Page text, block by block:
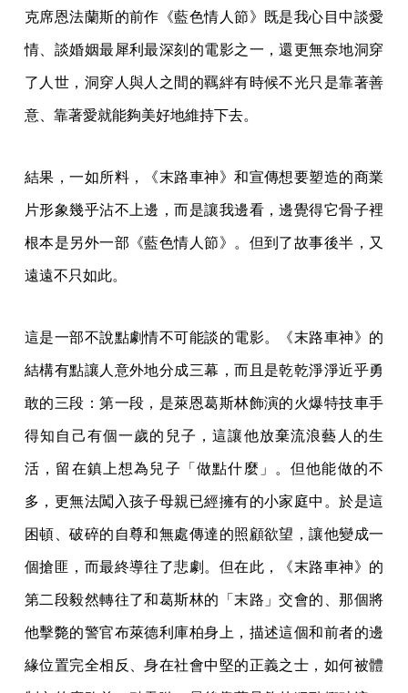
克席恩法蘭斯的前作《藍色情人節》既是我心目中談愛
情、談婚姻最犀利最深刻的電影之一，還更無奈地洞穿
了人世，洞穿人與人之間的羈絆有時候不光只是靠著善
意、靠著愛就能夠美好地維持下去。
結果，一如所料，《末路車神》和宣傳想要塑造的商業
片形象幾乎沾不上邊，而是讓我邊看，邊覺得它骨子裡
根本是另外一部《藍色情人節》。但到了故事後半，又
遠遠不只如此。
這是一部不說點劇情不可能談的電影。《末路車神》的
結構有點讓人意外地分成三幕，而且是乾乾淨淨近乎勇
敢的三段：第一段，是萊恩葛斯林飾演的火爆特技車手
得知自己有個一歲的兒子，這讓他放棄流浪藝人的生
活，留在鎮上想為兒子「做點什麼」。但他能做的不
多，更無法闖入孩子母親已經擁有的小家庭中。於是這
困頓、破碎的自尊和無處傳達的照顧欲望，讓他變成一
個搶匪，而最終導往了悲劇。但在此，《末路車神》的
第二段毅然轉往了和葛斯林的「末路」交會的、那個將
他擊斃的警官布萊德利庫柏身上，描述這個和前者的邊
緣位置完全相反、身在社會中堅的正義之士，如何被體